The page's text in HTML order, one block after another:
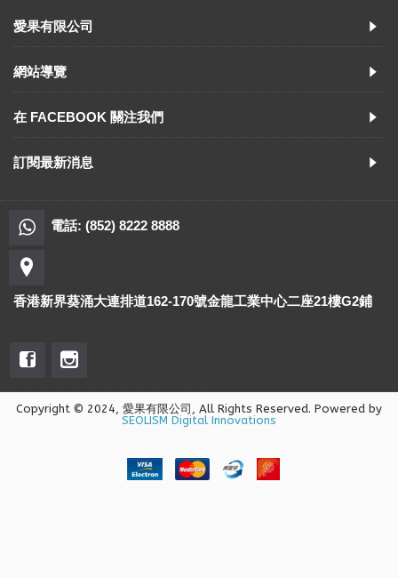
愛果有限公司
網站導覽
在 FACEBOOK 關注我們
訂閱最新消息
電話: (852) 8222 8888
香港新界葵涌大連排道162-170號金龍工業中心二座21樓G2鋪
Copyright © 2024, 愛果有限公司, All Rights Reserved. Powered by
SEOLISM Digital Innovations